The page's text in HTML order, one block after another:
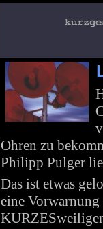
Ohren zu
Philipp Pulger
Das ist etwas
eine